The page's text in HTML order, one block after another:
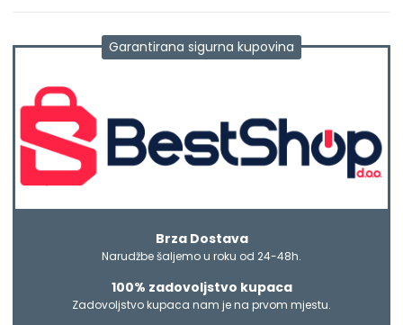
Garantirana sigurna kupovina
Brza Dostava
Narudžbe šaljemo u roku od 24-48h.
100% zadovoljstvo kupaca
Zadovoljstvo kupaca nam je na prvom mjestu.